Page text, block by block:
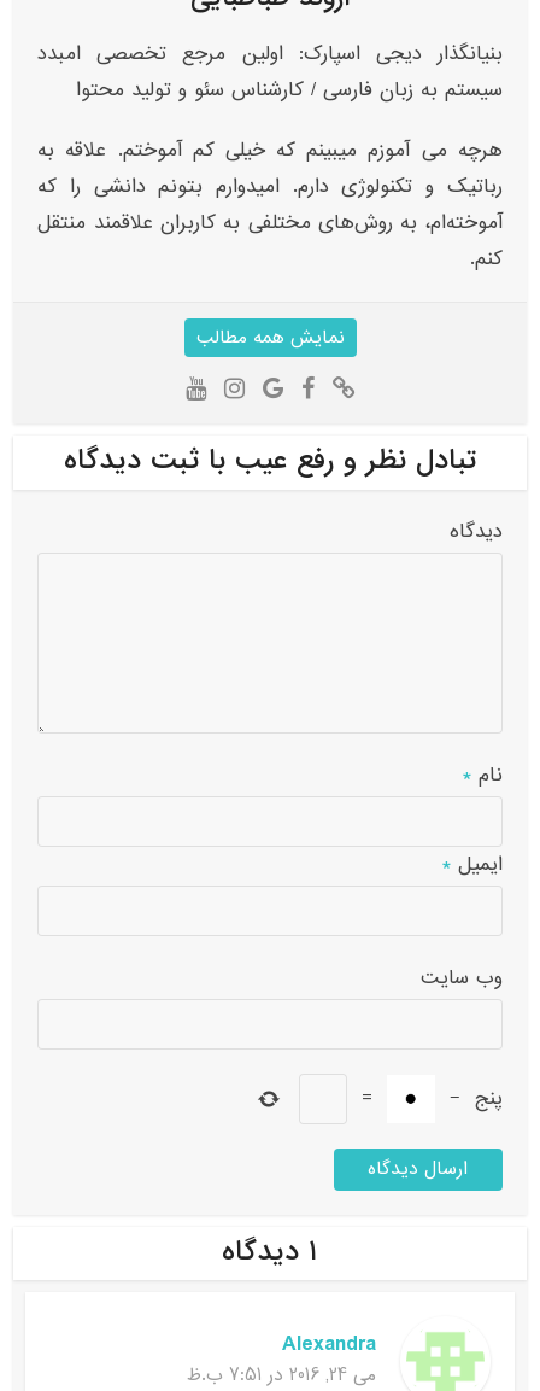
بنیانگذار دیجی اسپارک: اولین مرجع تخصصی امبدد
سیستم به زبان فارسی / کارشناس سئو و تولید محتوا
هرچه می آموزم میبینم که خیلی کم آموختم. علاقه به
رباتیک و تکنولوژی دارم. امیدوارم بتونم دانشی را که
آموخته‌ام، به روش‌های مختلفی به کاربران علاقمند منتقل
کنم.
نمایش همه مطالب
تبادل نظر و رفع عیب با ثبت دیدگاه
دیدگاه
نام*
ایمیل*
وب‌ سایت
پنج −
=
۱ دیدگاه
Alexandra
می 24, 2016 در 7:51 ب.ظ